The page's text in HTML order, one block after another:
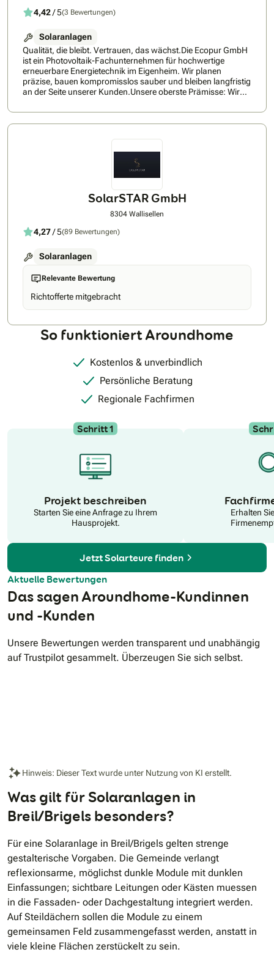
4,42/ 5(3 Bewertungen)
Solaranlagen
Qualität, die bleibt. Vertrauen, das wächst.Die Ecopur GmbH
ist ein Photovoltaik-Fachunternehmen für hochwertige
erneuerbare Energietechnik im Eigenheim. Wir planen
präzise, bauen kompromisslos sauber und bleiben langfristig
an der Seite unserer Kunden.Unsere oberste Prämisse: Wir
weiterempfehlen!Ecopur steht für ehrliche Beratung, präzise
Planung und kompromisslose Ausführung.Als
Zentralschweiz und Ostschweiz begleiten wir Sie von der
Beratung bis zur Installation. Wir planen individuelle
Photovoltaikanlagen für Eigenheime und setzen auf
zuverlässige Qualität, saubere Ausführung und nachhaltige
SolarSTAR GmbH
8304 Wallisellen
4,27/ 5(89 Bewertungen)
Solaranlagen
Relevante Bewertung
Richtofferte mitgebracht
So funktioniert Aroundhome
Kostenlos & unverbindlich
Persönliche Beratung
Regionale Fachfirmen
Schritt 1
Projekt beschreiben
Starten Sie eine Anfrage zu Ihrem
Hausprojekt.
Erhalten
Jetzt Solarteure finden
Aktuelle Bewertungen
Das sagen Aroundhome-Kundinnen
und -Kunden
Unsere Bewertungen werden transparent und unabhängig
auf Trustpilot gesammelt. Überzeugen Sie sich selbst.
Hinweis: Dieser Text wurde unter Nutzung von KI erstellt.
Was gilt für Solaranlagen in
Breil/Brigels besonders?
Für eine Solaranlage in Breil/Brigels gelten strenge
gestalterische Vorgaben. Die Gemeinde verlangt
reflexionsarme, möglichst dunkle Module mit dunklen
Einfassungen; sichtbare Leitungen oder Kästen muessen
in die Fassaden- oder Dachgestaltung integriert werden.
Auf Steildächern sollen die Module zu einem
gemeinsamen Feld zusammengefasst werden, anstatt in
viele kleine Flächen zerstückelt zu sein.